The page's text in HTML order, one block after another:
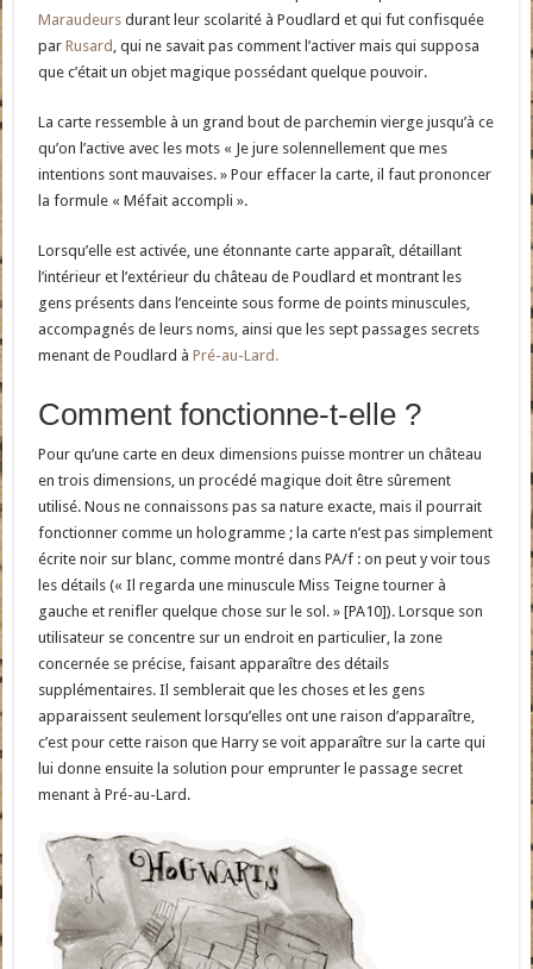
Maraudeurs durant leur scolarité à Poudlard et qui fut confisquée
parRusard , qui ne savait pas comment l’activer mais qui supposa
que c’était un objet magique possédant quelque pouvoir.
La carte ressemble à un grand bout de parchemin vierge jusqu’à ce
qu’on l’active avec les mots « Je jure solennellement que mes
intentions sont mauvaises. » Pour effacer la carte, il faut prononcer
la formule « Méfait accompli ».
Lorsqu’elle est activée, une étonnante carte apparaît, détaillant
l’intérieur et l’extérieur du château de Poudlard et montrant les
gens présents dans l’enceinte sous forme de points minuscules,
accompagnés de leurs noms, ainsi que les sept passages secrets
menant de Poudlard àPré-au-Lard.
Comment fonctionne-t-elle ?
Pour qu’une carte en deux dimensions puisse montrer un château
en trois dimensions, un procédé magique doit être sûrement
utilisé. Nous ne connaissons pas sa nature exacte, mais il pourrait
fonctionner comme un hologramme ; la carte n’est pas simplement
écrite noir sur blanc, comme montré dans PA/f : on peut y voir tous
les détails (« Il regarda une minuscule Miss Teigne tourner à
gauche et renifler quelque chose sur le sol. » [PA10]). Lorsque son
utilisateur se concentre sur un endroit en particulier, la zone
concernée se précise, faisant apparaître des détails
supplémentaires. Il semblerait que les choses et les gens
apparaissent seulement lorsqu’elles ont une raison d’apparaître,
c’est pour cette raison que Harry se voit apparaître sur la carte qui
lui donne ensuite la solution pour emprunter le passage secret
menant à Pré-au-Lard.